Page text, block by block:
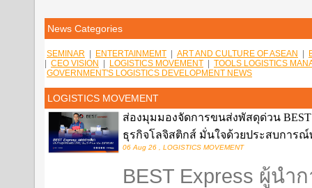
News Categories
SEMINAR ENTERTAINMEMT ART AND CULTURE OF ASEAN
CEO VISION LOGISTICS MOVEMENT
TOOLS LOGISTICS
GOVERNMENT'S LOGISTICS DEVELOPMENT NEWS
LOGISTICS MOVEMENT
ส่องมุมมองจัดการขนส่งพัสดุด่วน
ธุรกิจโลจิสติกส์ มั่นใจด้วยประสบกา
06 Aug 26 , LOGISTICS MOVEMENT
BEST Express ผู้นำ